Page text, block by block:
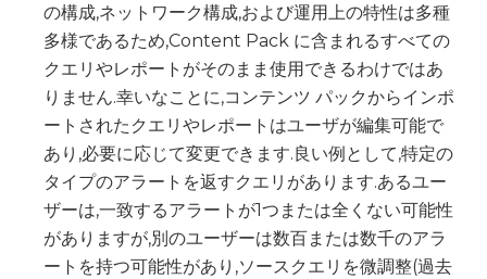
の構成,ネットワーク構成,および運用上の特性は多種
多様であるため,Content Pack に含まれるすべての
クエリやレポートがそのまま使用できるわけではあ
りません.幸いなことに,コンテンツ パックからインポ
ートされたクエリやレポートはユーザが編集可能で
あり,必要に応じて変更できます.良い例として,特定の
タイプのアラートを返すクエリがあります.あるユー
ザーは,一致するアラートが1つまたは全くない可能性
がありますが,別のユーザーは数百または数千のアラ
ートを持つ可能性があり,ソースクエリを微調整(過去